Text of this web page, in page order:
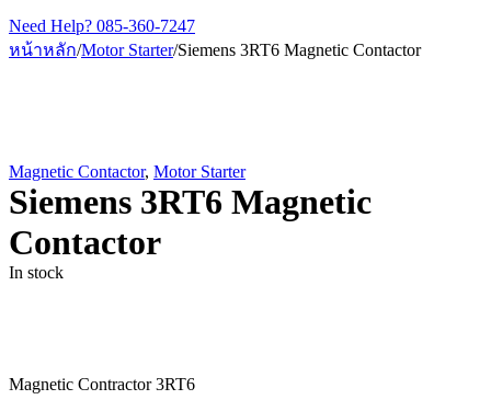
Need Help? 085-360-7247
หน้าหลัก/Motor Starter/Siemens 3RT6 Magnetic Contactor
Magnetic Contactor, Motor Starter
Siemens 3RT6 Magnetic
Contactor
In stock
Magnetic Contractor 3RT6